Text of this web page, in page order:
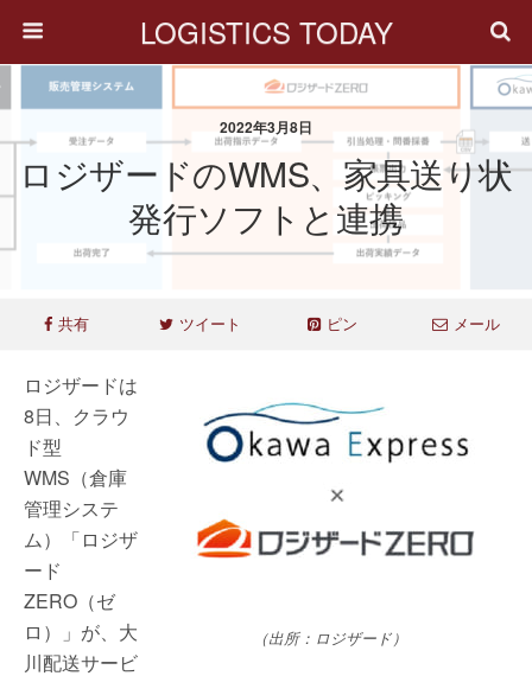
LOGISTICS TODAY
2022年3月8日
ロジザードのWMS、家具送り状
発行ソフトと連携
共有 ツイート ピン メール
（出所：ロジザード）
ロジザードは
8日、クラウ
ド型
WMS（倉庫
管理システ
ム）「ロジザ
ード
ZERO（ゼ
ロ）」が、大
川配送サービ